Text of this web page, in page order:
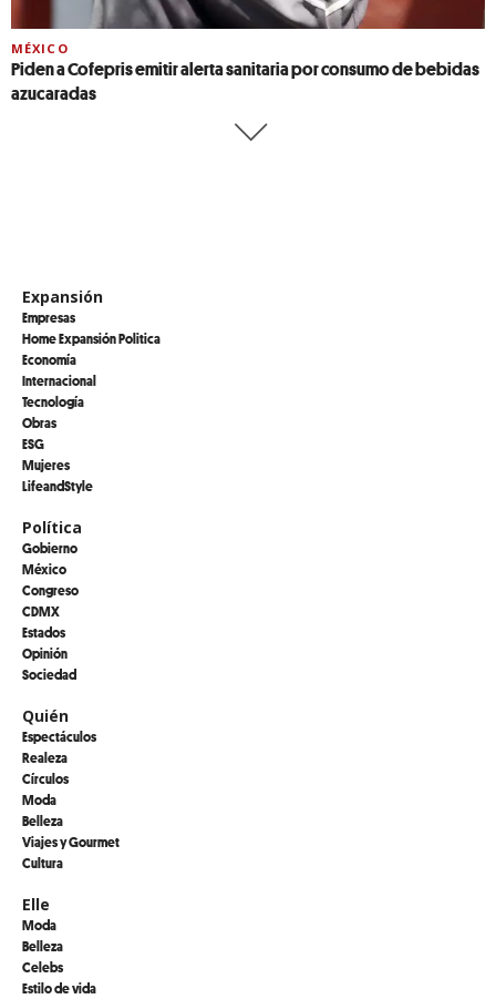
MÉXICO
Piden a Cofepris emitir alerta sanitaria por consumo de bebidas
azucaradas
Expansión
Empresas
Home Expansión Politica
Economía
Internacional
Tecnología
Obras
ESG
Mujeres
LifeandStyle
Política
Gobierno
México
Congreso
CDMX
Estados
Opinión
Sociedad
Quién
Espectáculos
Realeza
Círculos
Moda
Belleza
Viajes y Gourmet
Cultura
Elle
Moda
Belleza
Celebs
Estilo de vida